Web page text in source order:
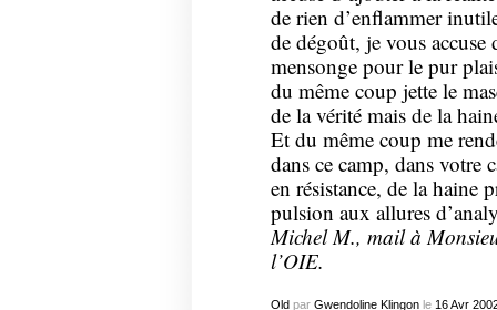
de rien d’enflammer
de dégoût, je vous
mensonge pour le pur
du même coup jette le
de la vérité mais de la
Et du même coup me
dans ce camp, dans votre
en résistance, de la haine
pulsion aux allures
Michel M., mail à
l’OIE.
Old par Gwendoline Klingonle 16 Avr